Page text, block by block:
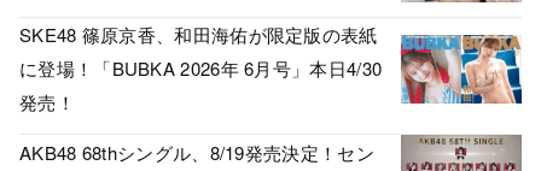
SKE48 篠原京香、和田海佑が限定版の表紙
に登場！「BUBKA 2026年 6月号」本日4/30
発売！
AKB48 68thシングル、8/19発売決定！セン